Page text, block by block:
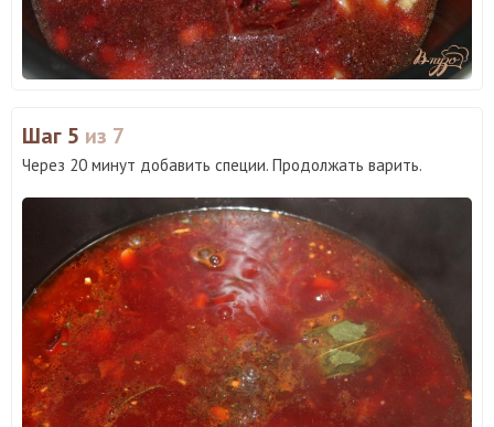
Шаг 5 из 7
Через 20 минут добавить специи. Продолжать варить.